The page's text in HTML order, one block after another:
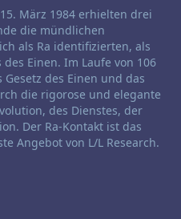
März 1984 erhielten drei
die mündlichen
als Ra identifizierten, als
Einen. Im Laufe von 106
des Einen und das
die rigorose und elegante
des Dienstes, der
Der Ra-Kontakt ist das
Angebot von L/L Research.